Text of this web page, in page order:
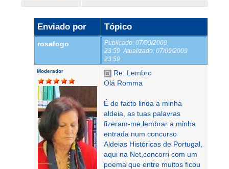
Enviado por Tópico
rosafogo Publicado: 07/09/2009
23:59 Atualizado: 07/09/2009
23:59
Moderador
Re: Lembro
Olá Romma
É de facto linda a minha
aldeia, as tuas palavras
fizeram-me lembrar a minha
entrada num concurso
Aldeias Históricas de Portugal,
aqui na Net,concorri com um
poema que entre muitos ficou